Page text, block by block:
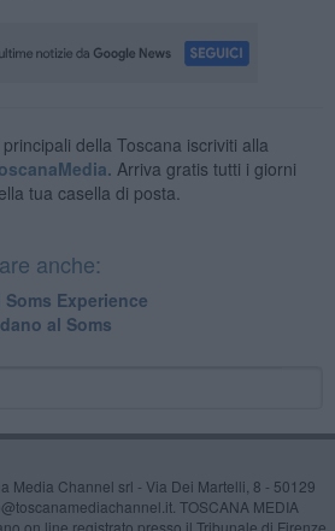
della Toscana iscriviti alla
Arriva gratis tutti i giorni
tua casella di posta.
anche:
Experience
al Soms
Media Channel srl - Via Dei Martelli, 8 - 50129
TOSCANA MEDIA
on line registrato presso il Tribunale di Firenze